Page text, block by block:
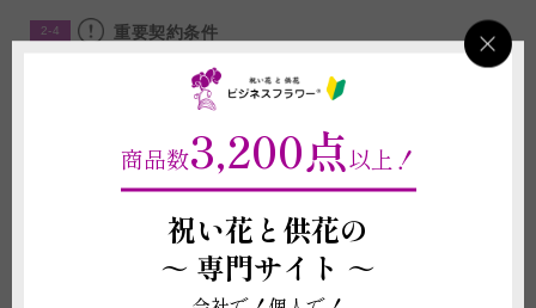
2-4 重要契約条件
商品に関わる重要な注意事項
(1)掲載写真はイメージのため、花や葉の品種、色あい、デザイン、植物の
本数、ボリューム感などは仕入れ状況により異なります。また、札や花器
を理由とする返品、返金、交換、その他の請求などには応じかねますので予
(2)スタンド花に使用されている脚（スタンド部分）はレンタルとなります
ので使用後必ず回収いたします。設置場所での回収となりますので、設置場
商品数3,200点以上！
祝い花と供花の
～ 専門サイト ～